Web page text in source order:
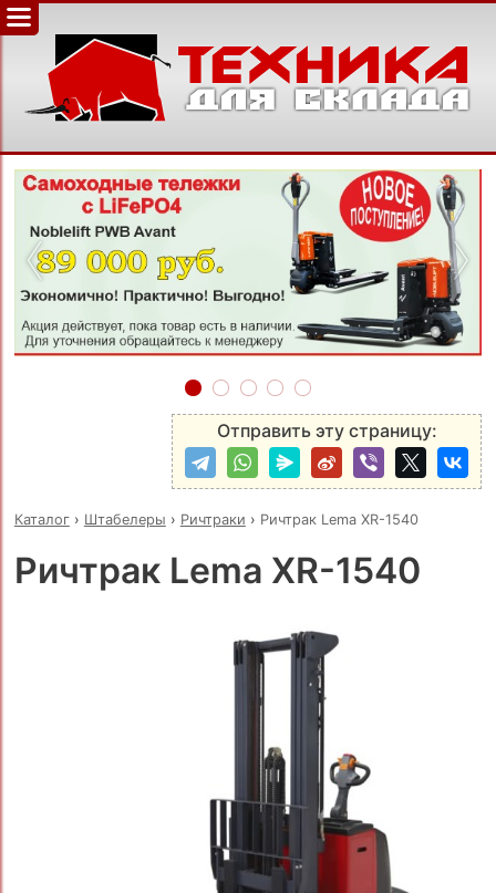
‹ ›
Отправить эту страницу:
Каталог› Штабелеры › Ричтраки › Ричтрак Lema XR-1540
Ричтрак Lema XR-1540